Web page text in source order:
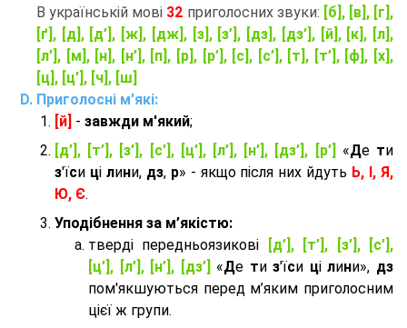
В українській мові 32 приголосних звуки: [б], [в], [г],
[ґ], [д], [д’], [ж], [дж], [з], [з’], [дз], [дз’], [й], [к], [л],
[л’], [м], [н], [н’], [п], [р], [р’], [с], [с’], [т], [т’], [ф], [х],
[ц], [ц’], [ч], [ш]
Приголосні м'які:
[й] - завжди м'який;
[д’], [т’], [з’], [с’], [ц’], [л’], [н’], [дз’], [р’]
«Де ти
з'їси ці лини, дз, р» - якщо після них йдуть Ь, І, Я,
Ю, Є.
Уподібнення за м’якістю:
тверді передньоязикові
[д’], [т’], [з’], [с’],
[ц’], [л’], [н’], [дз’] «Де тиз'їси цілини», дз
пом'якшуються перед м’яким приголосним
цієї ж групи.